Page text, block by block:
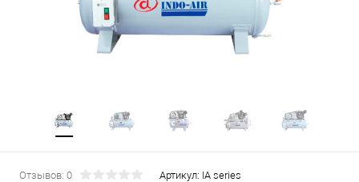
Отзывов: 0 Артикул: IA series